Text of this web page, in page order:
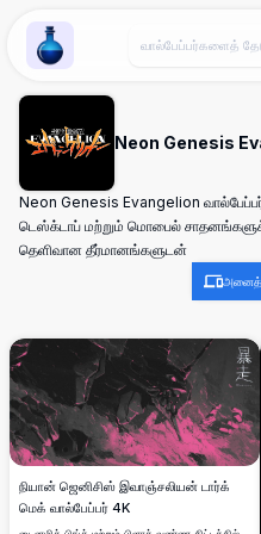
Wallpaper Alchemy
Neon Genesis
Neon Genesis Evangelion
டெஸ்க்டாப் மற்றும் மொபைல்
தெளிவான தீர்மானங்களுடன்
நியான் ஜெனிசிஸ் இவாஞ்சலியன் டார்க்
மெக் வால்பேப்பர் 4K